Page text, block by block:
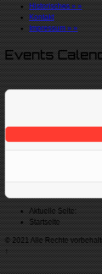
Historisches»»
Kontakt
Impressum»»
Events
Aktuelle Seite:
Startseite
© 2021 Alle Rechte
↑